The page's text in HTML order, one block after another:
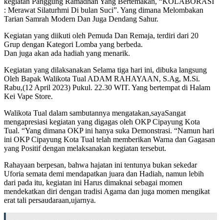
: Merawat Silaturhmi Di bulan Suci”. Yang dimana Melombakan
Tarian Samrah Modern Dan Juga Dendang Sahur.
Kegiatan yang diikuti oleh Pemuda Dan Remaja, terdiri dari 20
Grup dengan Kategori Lomba yang berbeda.
Dan juga akan ada hadiah yang menarik.
Kegiatan yang dilaksanakan Selama tiga hari ini, dibuka langsung
Oleh Bapak Walikota Tual ADAM RAHAYAAN, S.Ag, M.Si.
Rabu,(12 April 2023) Pukul. 22.30 WIT. Yang bertempat di Halam
Kei Vape Store.
Walikota Tual dalam sambutannya mengatakan,sayaSangat
mengapresiasi kegiatan yang digagas oleh OKP Cipayung Kota
Tual. “Yang dimana OKP ini hanya suka Demonstrasi. “Namun hari
ini OKP Cipayung Kota Tual telah memberikan Warna dan Gagasan
yang Positif dengan melaksanakan kegiatan tersebut.
Rahayaan berpesan, bahwa hajatan ini tentunya bukan sekedar
Uforia semata demi mendapatkan juara dan Hadiah, namun lebih
dari pada itu, kegiatan ini Harus dimaknai sebagai momen
mendekatkan diri dengan tradisi Agama dan juga momen mengikat
erat tali persaudaraan,ujarnya.